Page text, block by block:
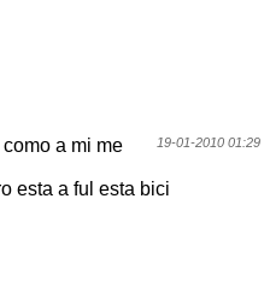
19-01-2010 01:29
a mi me
esta a ful esta bici